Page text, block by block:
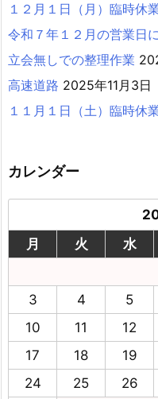
１２月１日（月）臨時休
令和７年１２月の営業日
立会無しでの整理作業
高速道路 2025年11月3日
１１月１日（土）臨時休
カレンダー
月
火 水
3
4 5
10
11 12
17
18 19
24
25 26